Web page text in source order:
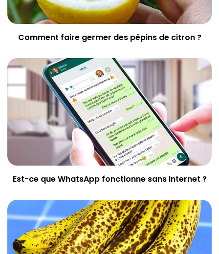
Comment faire germer des pépins de citron ?
Est-ce que WhatsApp fonctionne sans Internet ?